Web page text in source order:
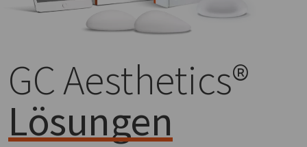
GC Aesthetics®
Lösungen